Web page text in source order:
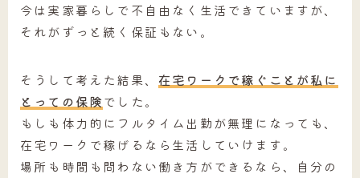
今は実家暮らしで不自由なく生活できていますが、
それがずっと続く保証もない。
そうして考えた結果、 在宅ワークで稼ぐことが私に
とっての保険でした。
もしも体力的にフルタイム出勤が無理になっても、
在宅ワークで稼げるなら生活していけます。
場所も時間も問わない働き方ができるなら、自分の